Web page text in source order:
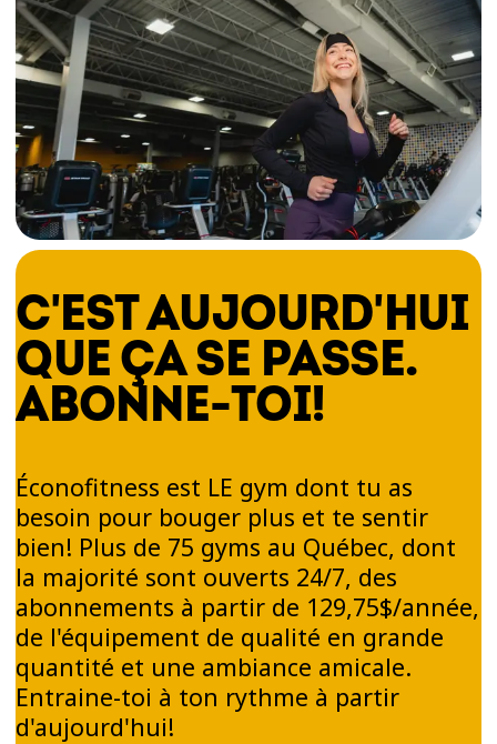
C'EST AUJOURD'HUI
QUE ÇA SE PASSE.
ABONNE-TOI!
Éconofitness est LE gym dont tu as
besoin pour bouger plus et te sentir
bien! Plus de 75 gyms au Québec, dont
la majorité sont ouverts 24/7, des
abonnements à partir de 129,75$/année,
de l'équipement de qualité en grande
quantité et une ambiance amicale.
Entraine-toi à ton rythme à partir
d'aujourd'hui!